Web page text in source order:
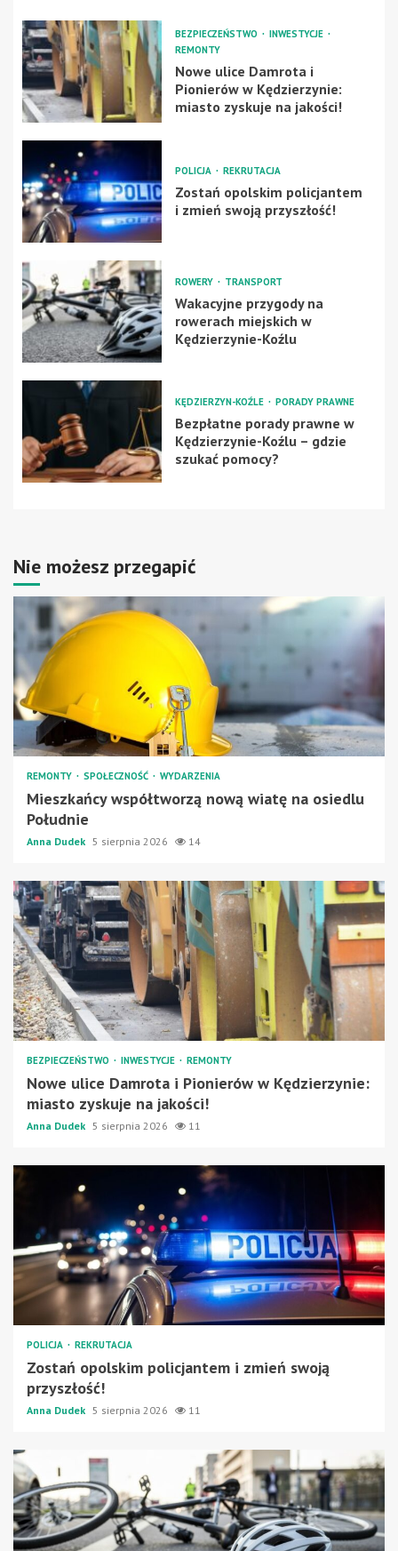
BEZPIECZEŃSTWO
INWESTYCJE
REMONTY
Nowe ulice Damrota i
Pionierów w Kędzierzynie:
miasto zyskuje na jakości!
POLICJA REKRUTACJA
Zostań opolskim policjantem
i zmień swoją przyszłość!
ROWERY TRANSPORT
Wakacyjne przygody na
rowerach miejskich w
Kędzierzynie-Koźlu
KĘDZIERZYN-KOŹLE PORADY PRAWNE
Bezpłatne porady prawne w
Kędzierzynie-Koźlu – gdzie
szukać pomocy?
Nie możesz przegapić
REMONTY SPOŁECZNOŚĆ WYDARZENIA
Mieszkańcy współtworzą nową wiatę na osiedlu
Południe
Anna Dudek 5 sierpnia 2026 14
BEZPIECZEŃSTWO INWESTYCJE REMONTY
Nowe ulice Damrota i Pionierów w Kędzierzynie:
miasto zyskuje na jakości!
Anna Dudek 5 sierpnia 2026 11
POLICJA REKRUTACJA
Zostań opolskim policjantem i zmień swoją
przyszłość!
Anna Dudek 5 sierpnia 2026 11